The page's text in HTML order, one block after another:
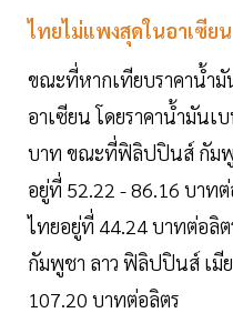
ไทยไม่แพงสุดในอาเซียน
ขณะที่หากเทียบราคาน้ำ
อาเซียน โดยราคาน้ำมัน
บาท ขณะที่ฟิลิปปินส์ กัมพู
อยู่ที่ 52.22 - 86.16 บาท
ไทยอยู่ที่ 44.24 บาทต่อลิ
กัมพูชา ลาว ฟิลิปปินส์ เมี
107.20 บาทต่อลิตร